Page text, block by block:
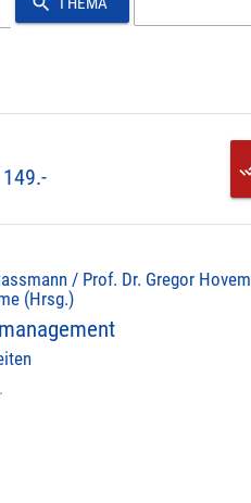
/ Prof. Dr. Gregor
(Hrsg.)